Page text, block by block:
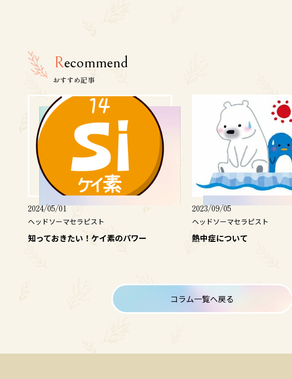
Recommend
おすすめ記事
2024/05/01
ヘッドソーマセラピスト
知っておきたい！ケイ素のパワー
2023/09/05
ヘッドソーマセラピスト
熱中症について
コラム一覧へ戻る